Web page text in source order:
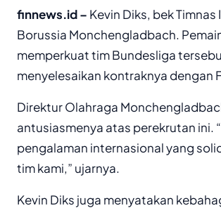
finnews.id – Kevin Diks, bek
Borussia Monchengladbach.
memperkuat tim Bundesliga
menyelesaikan kontraknya dengan
Direktur Olahraga
antusiasmenya atas perekrutan ini.
pengalaman internasional yang
tim kami,” ujarnya.
Kevin Diks juga menyatakan